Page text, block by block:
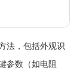
法，包括外观识
参数（如电阻